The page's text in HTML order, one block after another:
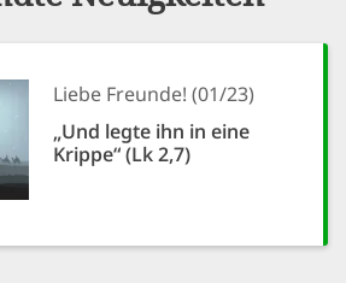
Liebe Freunde! (01/23)
„Und legte ihn in eine
Krippe“ (Lk 2,7)